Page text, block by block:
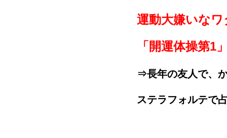
運動大嫌いな
「開運体操第1
⇒長年の友人で、
ステラフォルテで